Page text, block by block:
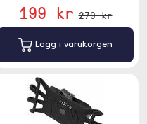
199 kr 279 kr
Lägg i varukorgen